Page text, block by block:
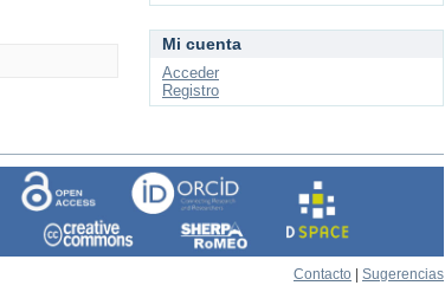
Mi cuenta
Acceder
Registro
Contacto Sugerencias